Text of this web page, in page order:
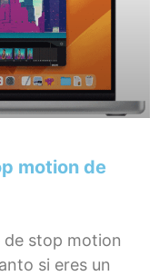
motion de
de stop motion
si eres un